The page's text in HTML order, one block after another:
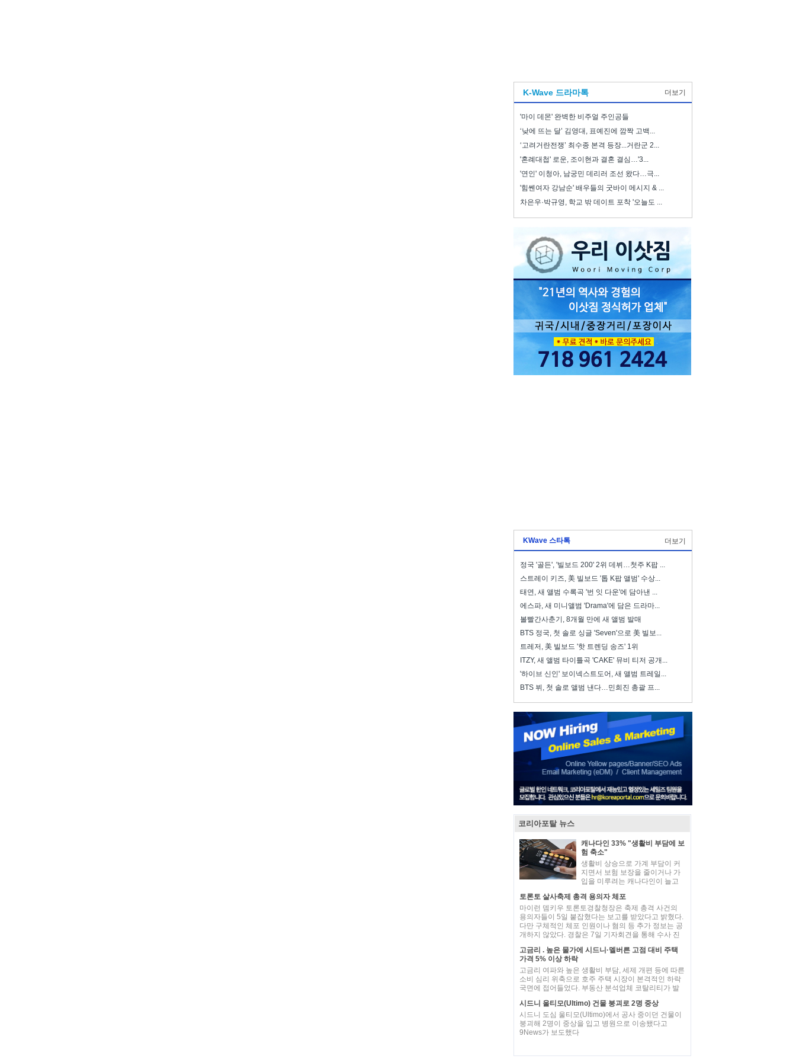
K-Wave 드라마톡 더보기
'마이 데몬' 완벽한 비주얼 주인공들
‘낮에 뜨는 달’ 김영대, 표예진에 깜짝 고백...
‘고려거란전쟁’ 최수종 본격 등장...거란군 2...
'혼례대첩' 로운, 조이현과 결혼 결심…'3...
'연인' 이청아, 남궁민 데리러 조선 왔다…극...
'힘쎈여자 강남순' 배우들의 굿바이 메시지 & ...
차은우·박규영, 학교 밖 데이트 포착 '오늘도 ...
KWave 스타톡 더보기
정국 '골든', '빌보드 200' 2위 데뷔…첫주 K팝 ...
스트레이 키즈, 美 빌보드 '톱 K팝 앨범' 수상...
태연, 새 앨범 수록곡 '번 잇 다운'에 담아낸 ...
에스파, 새 미니앨범 'Drama'에 담은 드라마...
볼빨간사춘기, 8개월 만에 새 앨범 발매
BTS 정국, 첫 솔로 싱글 'Seven'으로 美 빌보...
트레저, 美 빌보드 '핫 트렌딩 송즈' 1위
ITZY, 새 앨범 타이틀곡 'CAKE' 뮤비 티저 공개...
'하이브 신인' 보이넥스트도어, 새 앨범 트레일...
BTS 뷔, 첫 솔로 앨범 낸다…민희진 총괄 프...